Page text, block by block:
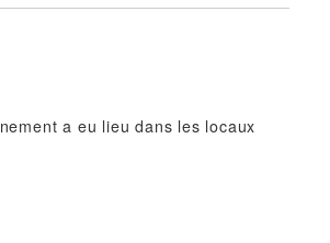
a eu lieu dans les locaux